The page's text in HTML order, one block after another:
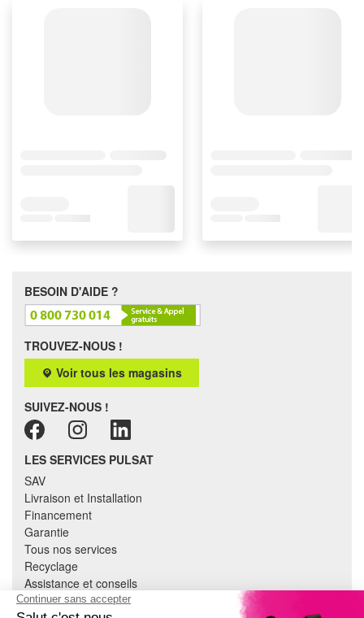
BESOIN D'AIDE ?
TROUVEZ-NOUS !
Voir tous les magasins
SUIVEZ-NOUS !
LES SERVICES PULSAT
SAV
Livraison et Installation
Financement
Garantie
Tous nos services
Recyclage
Assistance et conseils
Cuisine équipée